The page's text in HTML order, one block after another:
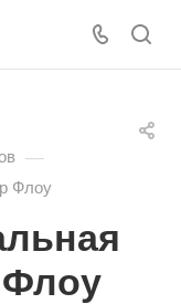
—
Флоу
Флоу